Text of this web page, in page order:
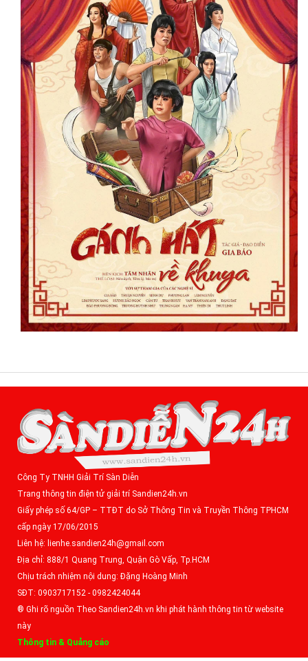
Công Ty TNHH Giải Trí Sàn Diễn
Trang thông tin điện tử giải trí Sandien24h.vn
Giấy phép số 64/GP – TTĐT do Sở Thông Tin và Truyền Thông TPHCM
cấp ngày 17/06/2015
Liên hệ: lienhe.sandien24h@gmail.com
Địa chỉ: 888/1 Quang Trung, Quận Gò Vấp, Tp.HCM
Chịu trách nhiệm nội dung: Đặng Hoàng Minh
SĐT: 0903717152 - 0982424044
® Ghi rõ nguồn Theo Sandien24h.vn khi phát hành thông tin từ website
này
Thông tin & Quảng cáo